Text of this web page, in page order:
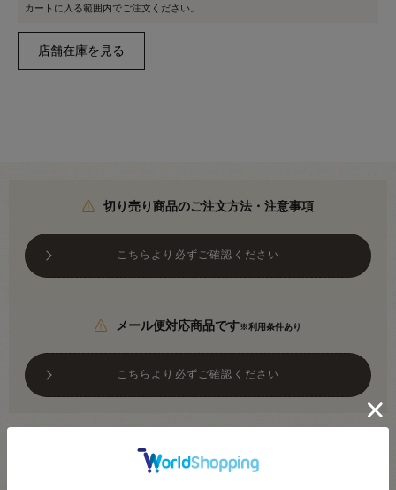
カートに入る範囲内でご注文ください。
切り売り商品のご注文方法・注意事項
こちらより必ずご確認ください
メール便対応商品です※利用条件あり
こちらより必ずご確認ください